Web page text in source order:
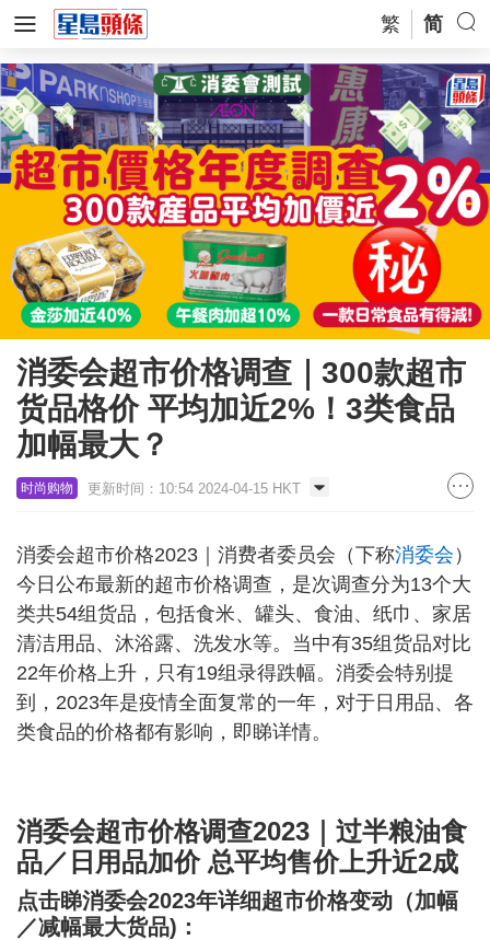
繁 简
消委会超市价格调查｜300款超市
货品格价 平均加近2%！3类食品
加幅最大？
时尚购物 更新时间：10:54 2024-04-15 HKT
消委会超市价格2023｜消费者委员会（下称消委会 ）
今日公布最新的超市价格调查，是次调查分为13个大
类共54组货品，包括食米、罐头、食油、纸巾、家居
清洁用品、沐浴露、洗发水等。当中有35组货品对比
22年价格上升，只有19组录得跌幅。消委会特别提
到，2023年是疫情全面复常的一年，对于日用品、各
类食品的价格都有影响，即睇详情。
消委会超市价格调查2023｜过半粮油食
品／日用品加价 总平均售价上升近2成
点击睇消委会2023年详细超市价格变动（加幅
／减幅最大货品)：